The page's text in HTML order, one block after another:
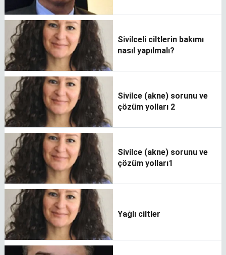
Sivilceli ciltlerin bakımı
nasıl yapılmalı?
Sivilce (akne) sorunu ve
çözüm yolları 2
Sivilce (akne) sorunu ve
çözüm yolları1
Yağlı ciltler